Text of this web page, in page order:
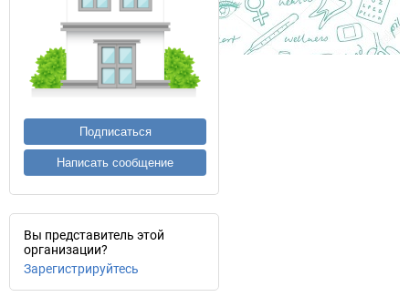
Подписаться
Написать сообщение
Вы представитель этой
организации?
Зарегистрируйтесь